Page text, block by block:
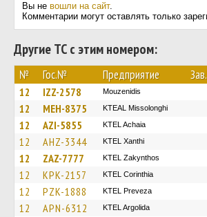
Вы не вошли на сайт.
Комментарии могут оставлять только
Другие ТС с этим номером:
№ Гос.№ Предприятие
12 IZZ-2578 Mouzenidis
12 MEH-8375 KTEAL Missolonghi
12 AZI-5855 KTEL Achaia
12 AHZ-3344 KTEL Xanthi
12 ZAZ-7777 KTEL Zakynthos
12 KPK-2157 KTEL Corinthia
12 PZK-1888 KTEL Preveza
12 APN-6312 KTEL Argolida